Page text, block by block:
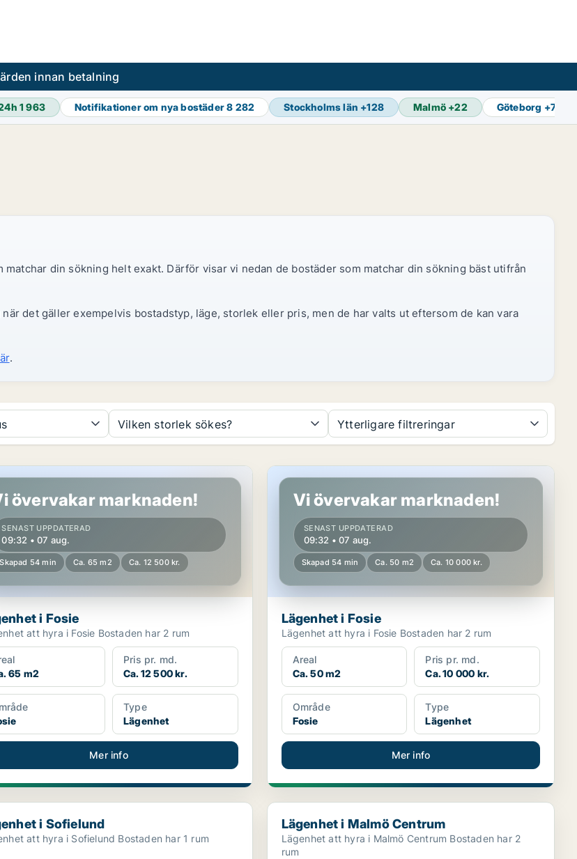
innan betalning
1 963 Notifikationer om nya bostäder8 282 Stockholms län +128 Malmö +22 Göteborg +73
din sökning helt exakt. Därför visar vi nedan de bostäder som matchar din sökning bäst utifrån
det gäller exempelvis bostadstyp, läge, storlek eller pris, men de har valts ut eftersom de kan vara
.
Vilken storlek sökes? Ytterligare filtreringar
i Fosie
övervakar marknaden!
SENAST UPPDATERAD
09:32 • 07 aug.
Skapad 54 min Ca. 65 m2 Ca. 12 500 kr.
i Fosie
Lägenhet att hyra i Fosie Bostaden har 2 rum
65 m2
Pris pr. md.
Ca. 12 500 kr.
Type
Lägenhet
Mer info
Lägenhet i Fosie
Vi övervakar marknaden!
SENAST UPPDATERAD
09:32 • 07 aug.
Skapad 54 min Ca. 50 m2 Ca. 10 000 kr.
Lägenhet i Fosie
Lägenhet att hyra i Fosie Bostaden har 2 rum
Areal
Ca. 50 m2
Pris pr. md.
Ca. 10 000 kr.
Område
Fosie
Type
Lägenhet
Mer info
i Sofielund
i Sofielund
Lägenhet att hyra i Sofielund Bostaden har 1 rum
Lägenhet i Malmö Centrum
Lägenhet i Malmö Centrum
Lägenhet att hyra i Malmö Centrum Bostaden har 2
rum